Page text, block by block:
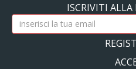
ISCRIVITI ALLA